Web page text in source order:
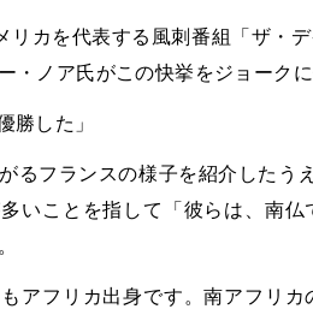
リカを代表する風刺番組「ザ・
・ノア氏がこの快挙をジョーク
勝した」
るフランスの様子を紹介したう
いことを指して「彼らは、南
アフリカ出身です。南アフリ